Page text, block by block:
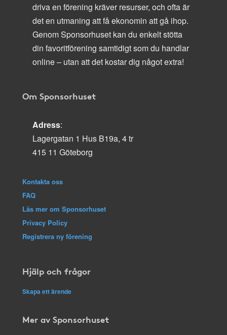
driva en förening kräver resurser, och ofta är
det en utmaning att få ekonomin att gå ihop.
Genom Sponsorhuset kan du enkelt stötta
din favoritförening samtidigt som du handlar
online – utan att det kostar dig något extra!
Om Sponsorhuset
Adress:
Lagergatan 1 Hus B19a, 4 tr
415 11 Göteborg
Kontakta oss
FAQ
Läs mer om Sponsorhuset
Privacy Policy
Registrera ny förening
Hjälp och frågor
Skapa ett ärende
Mer av Sponsorhuset